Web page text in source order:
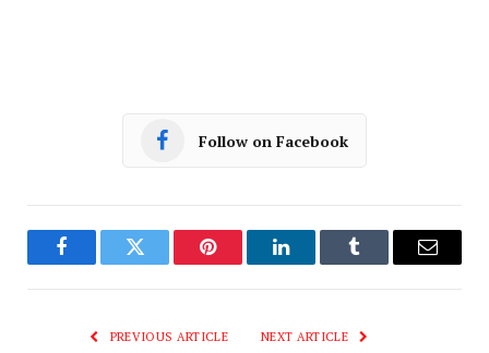
Follow on Facebook
FacebookTwitter Pinterest LinkedInTumblr Email
PREVIOUS ARTICLE NEXT ARTICLE